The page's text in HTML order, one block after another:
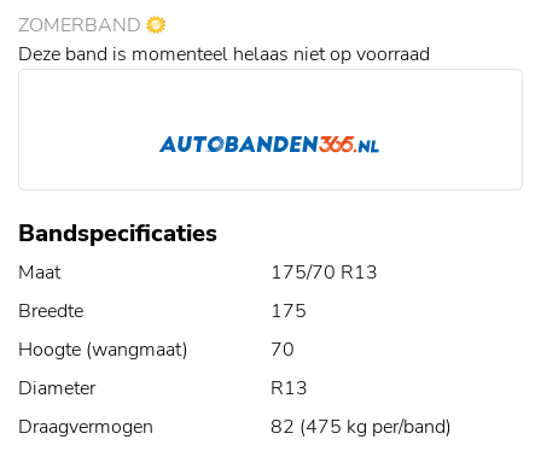
ZOMERBAND
Deze band is momenteel helaas niet op voorraad
Bandspecificaties
Maat
175/70 R13
Breedte
175
Hoogte (wangmaat)
70
Diameter
R13
Draagvermogen
82 (475 kg per/band)